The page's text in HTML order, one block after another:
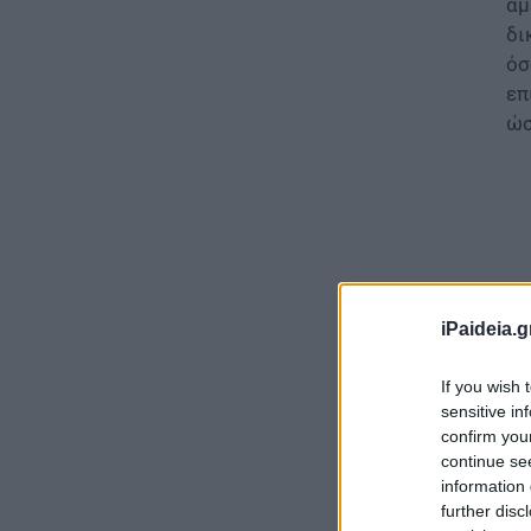
If you wish
sensitive
confirm
continue
information
further